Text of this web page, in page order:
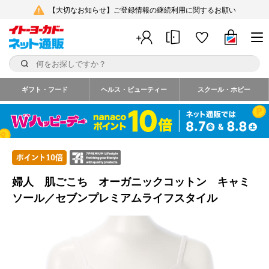
【大切なお知らせ】ご登録情報の継続利用に関するお願い
ギフト・フード ヘルス・ビューティー スクール・ホビー
婦人 肌ごこち オーガニックコットン キャミ
ソール／セブンプレミアムライフスタイル